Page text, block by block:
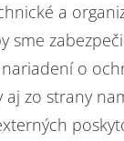
a
sme
o
aj zo strany